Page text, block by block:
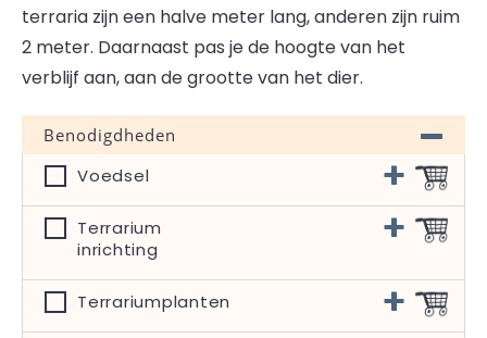
terraria zijn een halve meter lang, anderen zijn ruim
2 meter. Daarnaast pas je de hoogte van het
verblijf aan, aan de grootte van het dier.
Benodigdheden
Voedsel
Terrarium
inrichting
Terrariumplanten